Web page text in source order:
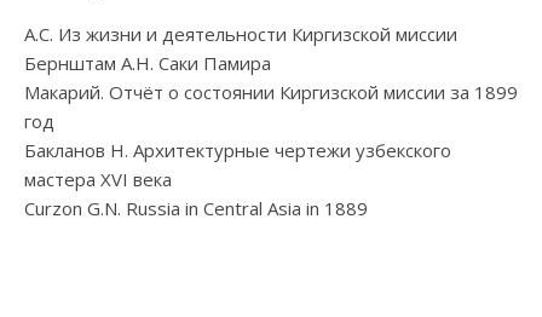
А.С. Из жизни и деятельности Киргизской миссии
Бернштам А.Н. Саки Памира
Макарий. Отчёт о состоянии Киргизской миссии за 1899
год
Бакланов Н. Архитектурные чертежи узбекского
мастера XVI века
Curzon G.N. Russia in Central Asia in 1889